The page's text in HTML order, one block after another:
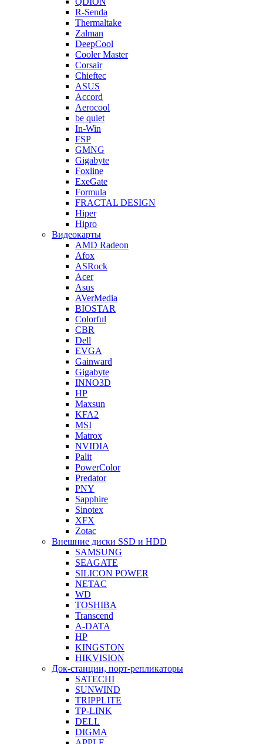
R-Senda
Thermaltake
Zalman
DeepCool
Cooler Master
Corsair
Chieftec
ASUS
Accord
Aerocool
be quiet
In-Win
FSP
GMNG
Gigabyte
Foxline
ExeGate
Formula
FRACTAL DESIGN
Hiper
Hipro
Видеокарты
AMD Radeon
Afox
ASRock
Acer
Asus
AVerMedia
BIOSTAR
Colorful
CBR
Dell
EVGA
Gainward
Gigabyte
INNO3D
HP
Maxsun
KFA2
MSI
Matrox
NVIDIA
Palit
PowerColor
Predator
PNY
Sapphire
Sinotex
XFX
Zotac
Внешние диски SSD и HDD
SAMSUNG
SEAGATE
SILICON POWER
NETAC
WD
TOSHIBA
Transcend
A-DATA
HP
KINGSTON
HIKVISION
Док-станции, порт-репликаторы
SATECHI
SUNWIND
TRIPPLITE
TP-LINK
DELL
DIGMA